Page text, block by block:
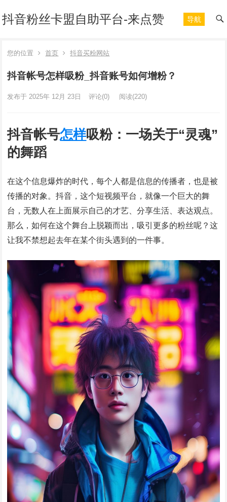
抖音粉丝卡盟自助平台-来点赞 导航
您的位置 首页 抖音买粉网站
抖音帐号怎样吸粉_抖音账号如何增粉？
发布于 2025年 12月 23日 评论(0) 阅读(220)
抖音帐号怎样吸粉：一场关于“灵魂”
的舞蹈
在这个信息爆炸的时代，每个人都是信息的传播者，也是被
传播的对象。抖音，这个短视频平台，就像一个巨大的舞
台，无数人在上面展示自己的才艺、分享生活、表达观点。
那么，如何在这个舞台上脱颖而出，吸引更多的粉丝呢？这
让我不禁想起去年在某个街头遇到的一件事。